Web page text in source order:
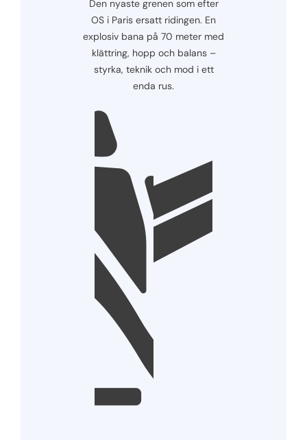
Den nyaste grenen som efter
OS i Paris ersatt ridingen. En
explosiv bana på 70 meter med
klättring, hopp och balans –
styrka, teknik och mod i ett
enda rus.